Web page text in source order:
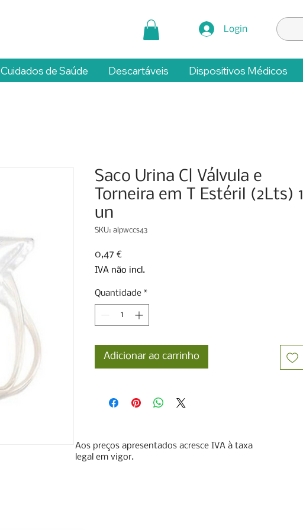
Login
Cuidados de Saúde Descartáveis Dispositivos Médicos
Saco Urina C| Válvula e
Torneira em T Estéril (2Lts) 1
un
SKU: alpwccs43
0,47 €Preço
IVA não incl.
Quantidade *
Adicionar ao carrinho
Aos preços apresentados acresce IVA à taxa
legal em vigor.